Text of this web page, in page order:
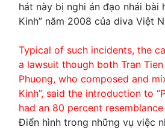
hát này bị nghi án đạo nhái bài
Kinh” năm 2008 của diva Việt
Typical of such incidents, the
a lawsuit though both Tran
Phuong, who composed and
Kinh”, said the introduction to
had an 80 percent
Điển hình trong những vụ việc